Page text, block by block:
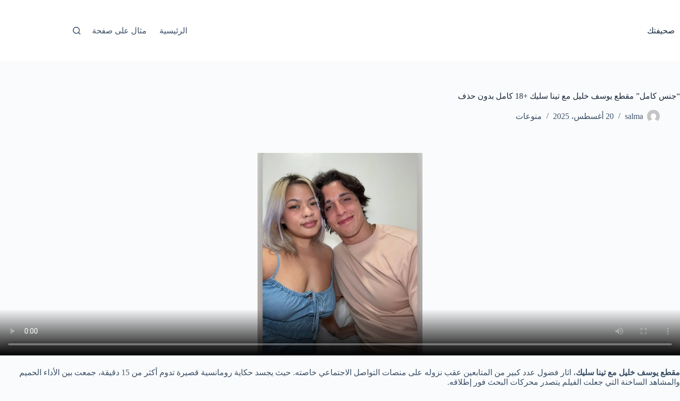
صحيفتك الرئيسية مثال على صفحة
“جنس كامل” مقطع يوسف خليل مع تينا سليك +18 كامل بدون حذف
salma 20 أغسطس، 2025 منوعات
مقطع يوسف خليل مع تينا سليك
، اثار فضول عدد كبير من المتابعين عقب نزوله على منصات التواصل الاجتماعي خاصته. حيث يجسد حكاية رومانسية قصيرة تدوم أكثر من 15 دقيقة، جمعت بين الأداء الحميم
والمشاهد الساخنة التي جعلت الفيلم يتصدر محركات البحث فور إطلاقه.